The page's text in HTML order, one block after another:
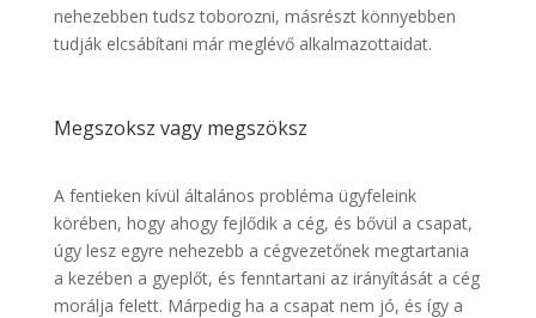
nehezebben tudsz toborozni, másrészt könnyebben
tudják elcsábítani már meglévő alkalmazottaidat.
Megszoksz vagy megszöksz
A fentieken kívül általános probléma ügyfeleink
körében, hogy ahogy fejlődik a cég, és bővül a csapat,
úgy lesz egyre nehezebb a cégvezetőnek megtartania
a kezében a gyeplőt, és fenntartani az irányítását a cég
morálja felett. Márpedig ha a csapat nem jó, és így a